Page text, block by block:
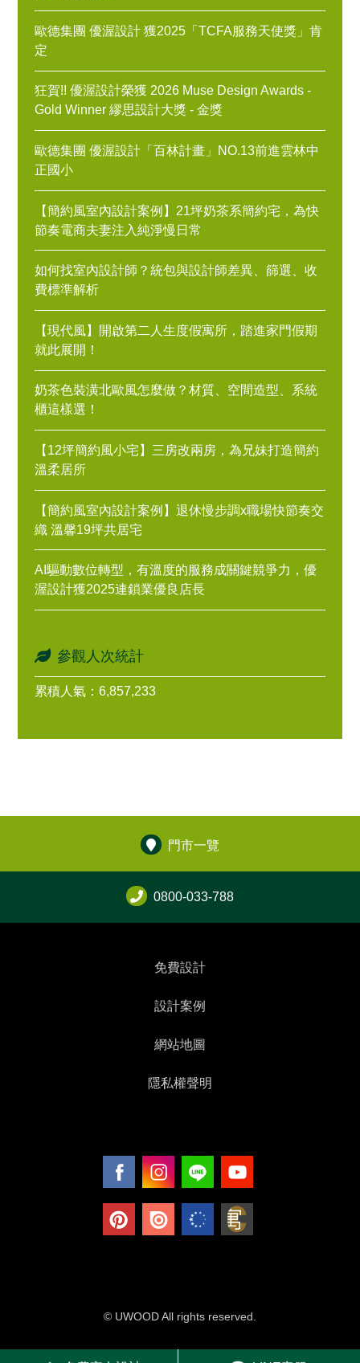
歐德集團 優渥設計 獲2025「TCFA服務天使獎」肯
定
狂賀!! 優渥設計榮獲 2026 Muse Design Awards -
Gold Winner 繆思設計大獎 - 金獎
歐德集團 優渥設計「百林計畫」NO.13前進雲林中
正國小
【簡約風室內設計案例】21坪奶茶系簡約宅，為快
節奏電商夫妻注入純淨慢日常
如何找室內設計師？統包與設計師差異、篩選、收
費標準解析
【現代風】開啟第二人生度假寓所，踏進家門假期
就此展開！
奶茶色裝潢北歐風怎麼做？材質、空間造型、系統
櫃這樣選！
【12坪簡約風小宅】三房改兩房，為兄妹打造簡約
溫柔居所
【簡約風室內設計案例】退休慢步調x職場快節奏交
織 溫馨19坪共居宅
AI驅動數位轉型，有溫度的服務成關鍵競爭力，優
渥設計獲2025連鎖業優良店長
參觀人次統計
累積人氣：6,857,233
門市一覽
0800-033-788
免費設計
設計案例
網站地圖
隱私權聲明
© UWOOD All rights reserved.